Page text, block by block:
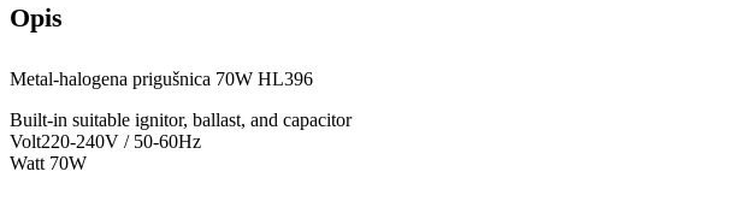
Opis
Metal-halogena prigušnica 70W HL396
Built-in suitable ignitor, ballast, and capacitor
Volt220-240V / 50-60Hz
Watt 70W